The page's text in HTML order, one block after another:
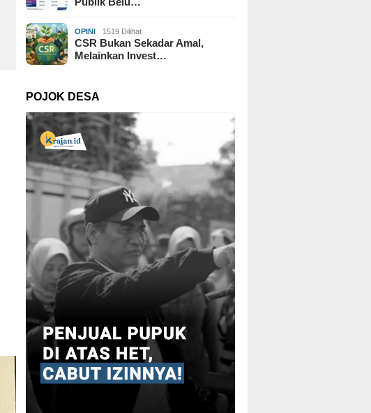
OPINI 1519 Dilihat
CSR Bukan Sekadar Amal,
Melainkan Invest…
POJOK DESA